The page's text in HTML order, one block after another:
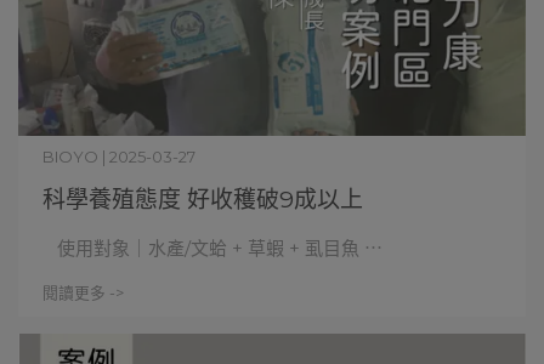
科學養殖態度 好收穫破9成以上
BIOYO | 2025-03-27
使用對象｜水產/文蛤 + 草蝦 + 虱目魚 ⋯
閱讀更多 ->